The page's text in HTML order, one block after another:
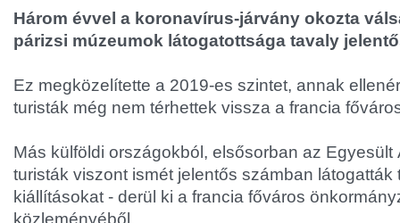
Három évvel a koronavírus-járvány okozta
párizsi múzeumok látogatottsága tavaly
Ez megközelítette a 2019-es szintet, annak
turisták még nem térhettek vissza a francia
Más külföldi országokból, elsősorban az Egyesült
turisták viszont ismét jelentős számban látogatták
kiállításokat - derül ki a francia főváros
közleményéből.